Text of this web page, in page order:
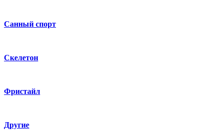
Санный спорт
Скелетон
Фристайл
Другие